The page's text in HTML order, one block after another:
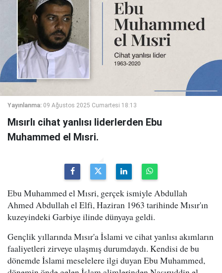
Yayınlanma: 09 Ağustos 2025 Cumartesi 18:13
Mısırlı cihat yanlısı liderlerden Ebu
Muhammed el Mısri.
Ebu Muhammed el Mısri, gerçek ismiyle Abdullah
Ahmed Abdullah el Elfi, Haziran 1963 tarihinde Mısır'ın
kuzeyindeki Garbiye ilinde dünyaya geldi.
Gençlik yıllarında Mısır'a İslami ve cihat yanlısı akımların
faaliyetleri zirveye ulaşmış durumdaydı. Kendisi de bu
dönemde İslami meselelere ilgi duyan Ebu Muhammed,